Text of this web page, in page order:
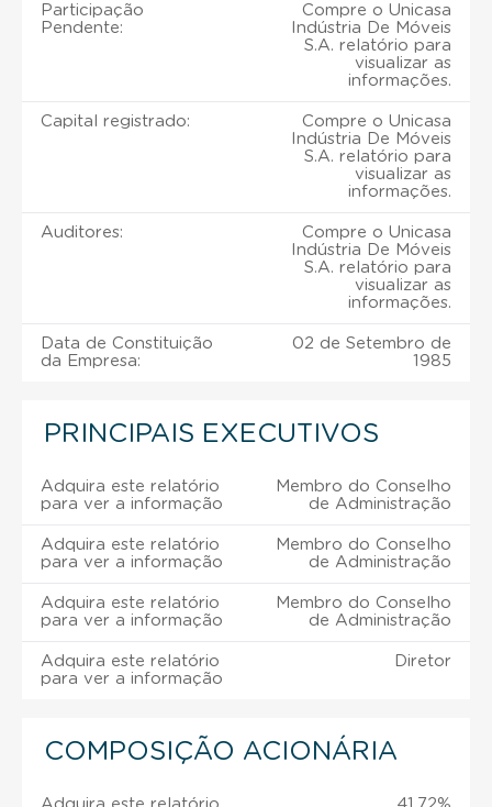
Participação
Pendente:
Compre o Unicasa
Indústria De Móveis
S.A. relatório para
visualizar as
informações.
Capital registrado:
Compre o Unicasa
Indústria De Móveis
S.A. relatório para
visualizar as
informações.
Auditores:
Compre o Unicasa
Indústria De Móveis
S.A. relatório para
visualizar as
informações.
Data de Constituição
da Empresa:
02 de Setembro de
1985
PRINCIPAIS EXECUTIVOS
Adquira este relatório
para ver a informação
Membro do Conselho
de Administração
Adquira este relatório
para ver a informação
Membro do Conselho
de Administração
Adquira este relatório
para ver a informação
Membro do Conselho
de Administração
Adquira este relatório
para ver a informação
Diretor
COMPOSIÇÃO ACIONÁRIA